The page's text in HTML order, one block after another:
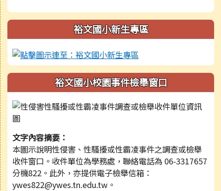
裕文國小新生專區
裕文國小校園事件檢舉窗口
文字內容摘要：
本圖示說明性侵害、性騷擾或性霸凌事件之調查或檢舉
收件窗口。收件單位為學務處，聯絡電話為 06-3317657
分機822。此外，亦提供電子檢舉信箱：
ywes822@ywes.tn.edu.tw。